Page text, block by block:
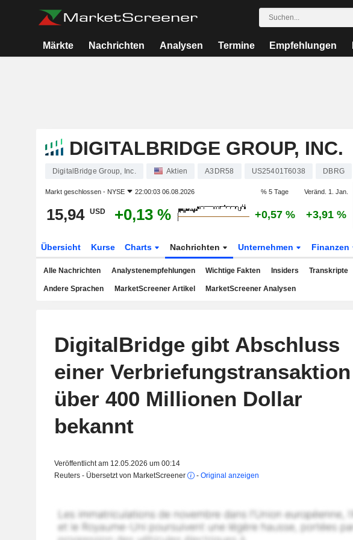
Märkte Nachrichten Analysen Termine Empfehlungen
DIGITALBRIDGE GROUP, INC.
DigitalBridge Group, Inc. Aktien A3DR58 US25401T6038 DBRG
Markt geschlossen - NYSE 22:00:03 06.08.2026 % 5 Tage Veränd. 1. Jan.
15,94 USD +0,13 % +0,57 % +3,91 %
Übersicht Kurse Charts Nachrichten Unternehmen Finanzen
Alle Nachrichten Analystenempfehlungen Wichtige Fakten Insiders Transkripte
Andere Sprachen MarketScreener Artikel MarketScreener Analysen
DigitalBridge gibt Abschluss
einer Verbriefungstransaktion
über 400 Millionen Dollar
bekannt
Veröffentlicht am 12.05.2026 um 00:14
Reuters - Übersetzt von MarketScreener
- Original anzeigen